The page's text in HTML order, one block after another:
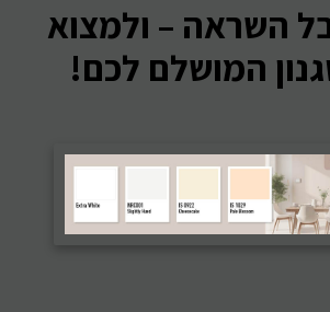
השראה – ולמצוא
המושלם לכם!